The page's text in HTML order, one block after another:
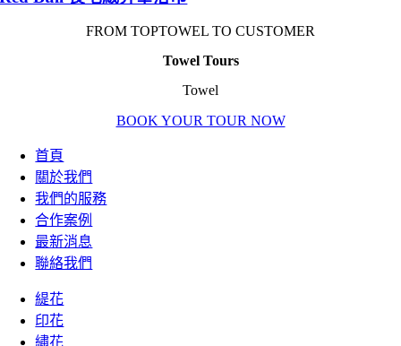
FROM TOPTOWEL TO CUSTOMER
Towel Tours
Towel
BOOK YOUR TOUR NOW
首頁
關於我們
我們的服務
合作案例
最新消息
聯絡我們
緹花
印花
繡花